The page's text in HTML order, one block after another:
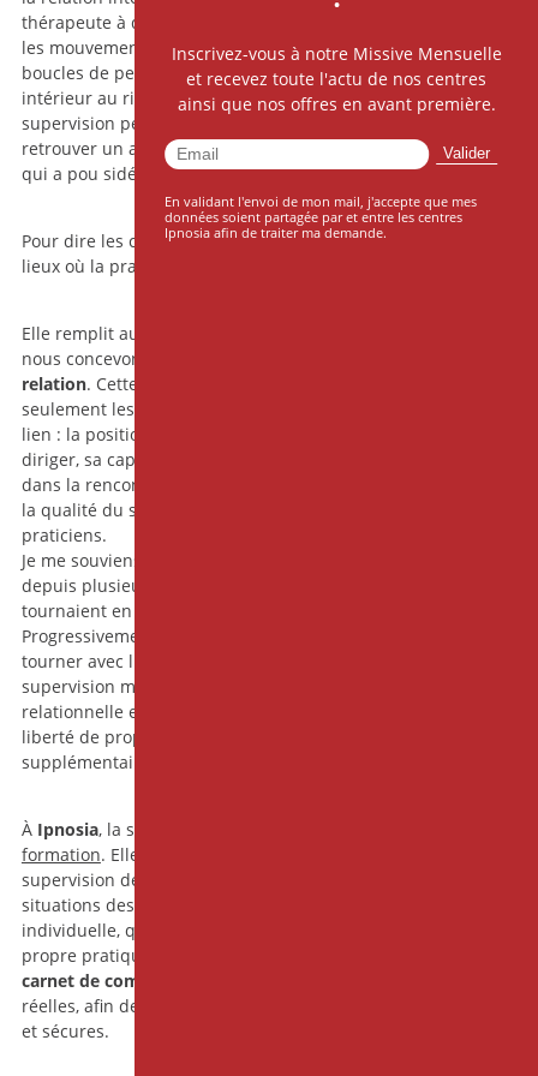
thérapeute à des effets particulier : se laisser entraîner par
les mouvements internes d’un patient, entrer dans ses
boucles de pensée, s’ajuster si finement à son monde
intérieur au risque de perdre son propre mouvement. La
supervision permet alors de nommer ce qui s’est joué, de
retrouver un appui clinique, de remettre en circulation ce
qui a pou sidérer, dans certains cas.
Pour dire les choses simplement, la supervision est l’un des
lieux où la pratique
Elle remplit aussi une fonction éthique essentielle. À Ipnosia,
nous concevons l’hypnose comme un
relation. Cette triple dimension impose de travailler non
seulement les techniques, mais aussi la manière d’être en
lien : la position du praticien, sa façon d’accompagner sans
diriger, sa capacité à rester présent, engagé et différencié
dans la rencontre. De ce point de vue, la supervision soutient
la qualité du soin autant que la sécurité des patients et des
praticiens.
Je me souviens d’une supervision que j’ai reçu. Je suivais
depuis plusieurs mois un patient dont les pensées
tournaient en boucle, de manière envahissante et épuisante.
Progressivement, sans m’en apercevoir, je m’étais mise à
tourner avec lui. J’avais perdu mon propre mouvement. La
supervision m’a permis de reconnaître cette capture
relationnelle et de retrouver, dès la séance suivante, la
liberté de proposer autre chose : non pas une technique
supplémentaire, mais un déplacement, une ouverture.
À Ipnosia, la supervision fait donc partie intégrante de la
formation. Elle se décline en plusieurs modalités : la
supervision de groupe, qui permet d’apprendre des
situations des autres autant que des siennes ; la supervision
individuelle, qui ouvre un travail plus approfondi sur sa
propre pratique ; et le suivi des situations cliniques via le «
carnet de compétences
réelles, afin de soutenir des pratiques pertinentes, ajustées
et sécures.
Inscrivez-vous à notre Missive Mensuelle
et recevez toute l'actu de nos centres
ainsi que nos offres en avant première.
En validant l'envoi de mon mail, j'accepte que mes
données soient partagée par et entre les centres
Ipnosia afin de traiter ma demande.